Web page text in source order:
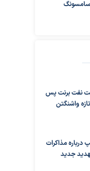
نفت برنت پس
واشنگتن
درباره مذاکرات
جدید